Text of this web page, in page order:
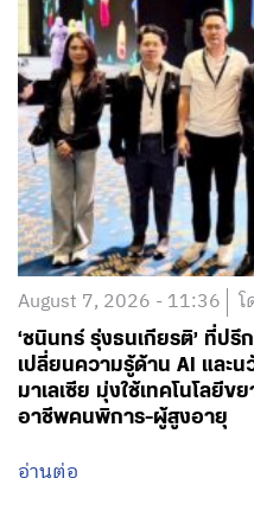
August 7, 2026 - 11:36
‘ชนินทร์ รุ่งธนเกียรติ’ ที่ป
เปลี่ยนความรู้ด้าน AI และ
มาเลเซีย มุ่งใช้เทคโนโลยี
อาชีพคนพิการ-ผู้สูงอายุ
อ่านต่อ